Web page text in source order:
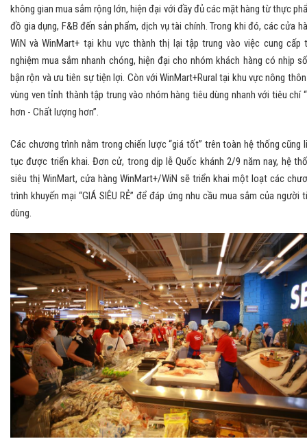
không gian mua sắm rộng lớn, hiện đại với đầy đủ các mặt hàng từ thực
đồ gia dụng, F&B đến sản phẩm, dịch vụ tài chính. Trong khi đó, các cửa
WiN và WinMart+ tại khu vực thành thị lại tập trung vào việc cung cấp
nghiệm mua sắm nhanh chóng, hiện đại cho nhóm khách hàng có nhịp
bận rộn và ưu tiên sự tiện lợi. Còn với WinMart+Rural tại khu vực nông
vùng ven tỉnh thành tập trung vào nhóm hàng tiêu dùng nhanh với tiêu chí
hơn - Chất lượng hơn”.
Các chương trình nằm trong chiến lược “giá tốt” trên toàn hệ thống cũng
tục được triển khai. Đơn cử, trong dịp lễ Quốc khánh 2/9 năm nay, hệ
siêu thị WinMart, cửa hàng WinMart+/WiN sẽ triển khai một loạt các
trình khuyến mại “GIÁ SIÊU RẺ” để đáp ứng nhu cầu mua sắm của người
dùng.